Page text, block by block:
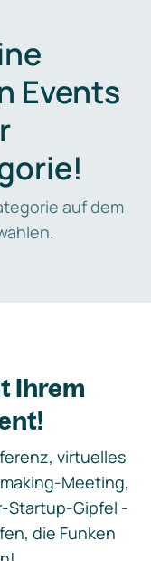
Events
auf dem
Ihrem
virtuelles
Meeting,
Startup-Gipfel -
die Funken